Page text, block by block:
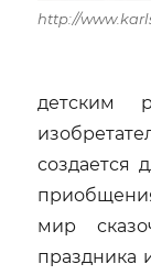
http://
детским
создается
мир
праздника